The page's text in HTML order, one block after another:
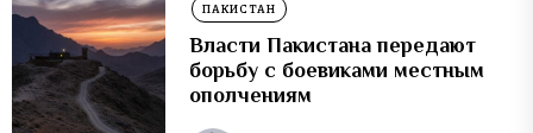
ПАКИСТАН
Власти Пакистана передают
борьбу с боевиками местным
ополчениям